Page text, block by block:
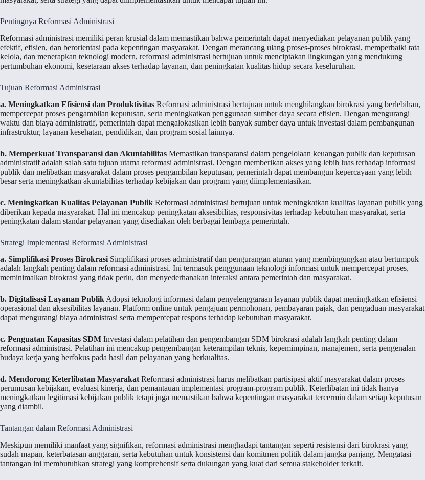
Pentingnya Reformasi Administrasi
Reformasi administrasi memiliki peran krusial dalam memastikan bahwa pemerintah dapat menyediakan pelayanan publik yang
efektif, efisien, dan berorientasi pada kepentingan masyarakat. Dengan merancang ulang proses-proses birokrasi, memperbaiki tata
kelola, dan menerapkan teknologi modern, reformasi administrasi bertujuan untuk menciptakan lingkungan yang mendukung
pertumbuhan ekonomi, kesetaraan akses terhadap layanan, dan peningkatan kualitas hidup secara keseluruhan.
Tujuan Reformasi Administrasi
a. Meningkatkan Efisiensi dan Produktivitas Reformasi administrasi bertujuan untuk menghilangkan birokrasi yang berlebihan,
mempercepat proses pengambilan keputusan, serta meningkatkan penggunaan sumber daya secara efisien. Dengan mengurangi
waktu dan biaya administratif, pemerintah dapat mengalokasikan lebih banyak sumber daya untuk investasi dalam pembangunan
infrastruktur, layanan kesehatan, pendidikan, dan program sosial lainnya.
b. Memperkuat Transparansi dan Akuntabilitas Memastikan transparansi dalam pengelolaan keuangan publik dan keputusan
administratif adalah salah satu tujuan utama reformasi administrasi. Dengan memberikan akses yang lebih luas terhadap informasi
publik dan melibatkan masyarakat dalam proses pengambilan keputusan, pemerintah dapat membangun kepercayaan yang lebih
besar serta meningkatkan akuntabilitas terhadap kebijakan dan program yang diimplementasikan.
c. Meningkatkan Kualitas Pelayanan Publik Reformasi administrasi bertujuan untuk meningkatkan kualitas layanan publik yang
diberikan kepada masyarakat. Hal ini mencakup peningkatan aksesibilitas, responsivitas terhadap kebutuhan masyarakat, serta
peningkatan dalam standar pelayanan yang disediakan oleh berbagai lembaga pemerintah.
Strategi Implementasi Reformasi Administrasi
a. Simplifikasi Proses Birokrasi Simplifikasi proses administratif dan pengurangan aturan yang membingungkan atau bertumpuk
adalah langkah penting dalam reformasi administrasi. Ini termasuk penggunaan teknologi informasi untuk mempercepat proses,
meminimalkan birokrasi yang tidak perlu, dan menyederhanakan interaksi antara pemerintah dan masyarakat.
b. Digitalisasi Layanan Publik Adopsi teknologi informasi dalam penyelenggaraan layanan publik dapat meningkatkan efisiensi
operasional dan aksesibilitas layanan. Platform online untuk pengajuan permohonan, pembayaran pajak, dan pengaduan masyarakat
dapat mengurangi biaya administrasi serta mempercepat respons terhadap kebutuhan masyarakat.
c. Penguatan Kapasitas SDM Investasi dalam pelatihan dan pengembangan SDM birokrasi adalah langkah penting dalam
reformasi administrasi. Pelatihan ini mencakup pengembangan keterampilan teknis, kepemimpinan, manajemen, serta pengenalan
budaya kerja yang berfokus pada hasil dan pelayanan yang berkualitas.
d. Mendorong Keterlibatan Masyarakat Reformasi administrasi harus melibatkan partisipasi aktif masyarakat dalam proses
perumusan kebijakan, evaluasi kinerja, dan pemantauan implementasi program-program publik. Keterlibatan ini tidak hanya
meningkatkan legitimasi kebijakan publik tetapi juga memastikan bahwa kepentingan masyarakat tercermin dalam setiap keputusan
yang diambil.
Tantangan dalam Reformasi Administrasi
Meskipun memiliki manfaat yang signifikan, reformasi administrasi menghadapi tantangan seperti resistensi dari birokrasi yang
sudah mapan, keterbatasan anggaran, serta kebutuhan untuk konsistensi dan komitmen politik dalam jangka panjang. Mengatasi
tantangan ini membutuhkan strategi yang komprehensif serta dukungan yang kuat dari semua stakeholder terkait.